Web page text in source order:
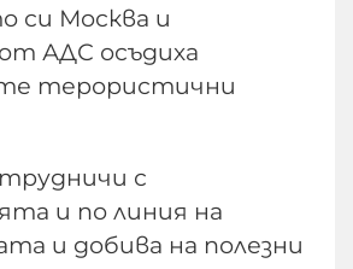
си Москва и
АДС осъдиха
терористични
с
и по линия на
и добива на полезни